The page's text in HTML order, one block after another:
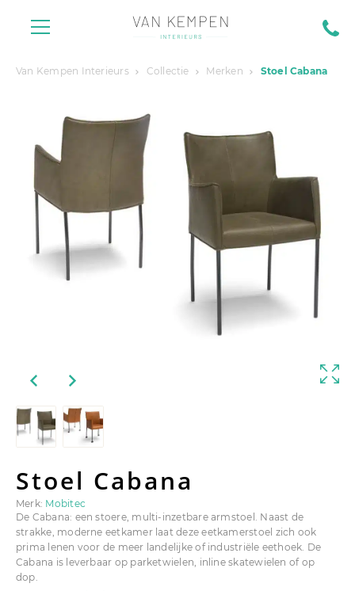
Van Kempen Interieurs Collectie Merken Stoel Cabana
Stoel Cabana
Merk: Mobitec
De Cabana: een stoere, multi-inzetbare armstoel. Naast de
strakke, moderne eetkamer laat deze eetkamerstoel zich ook
prima lenen voor de meer landelijke of industriële eethoek. De
Cabana is leverbaar op parketwielen, inline skatewielen of op
dop.